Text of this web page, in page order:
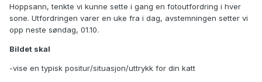
Hoppsann, tenkte vi kunne sette i gang en fotoutfordring i hver
sone. Utfordringen varer en uke fra i dag, avstemningen setter vi
opp neste søndag, 01.10.
Bildet skal
-vise en typisk positur/situasjon/uttrykk for din katt